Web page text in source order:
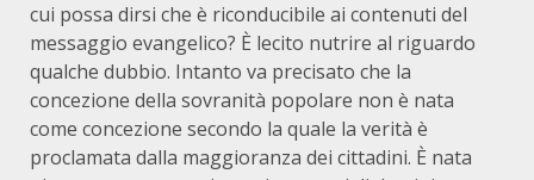
cui possa dirsi che è riconducibile ai contenuti del
messaggio evangelico? È lecito nutrire al riguardo
qualche dubbio. Intanto va precisato che la
concezione della sovranità popolare non è nata
come concezione secondo la quale la verità è
proclamata dalla maggioranza dei cittadini. È nata